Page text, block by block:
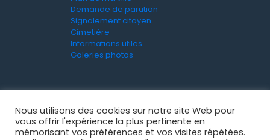
Demande de parution
Signalement citoyen
Cimetière
Informations utiles
Galeries photos
Nous utilisons des cookies sur notre site Web pour
vous offrir l'expérience la plus pertinente en
mémorisant vos préférences et vos visites répétées.